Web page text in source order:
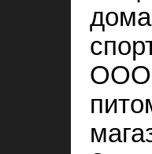
ООО